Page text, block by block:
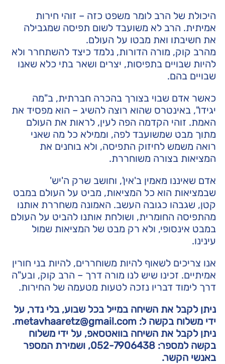
היכולת של הרב לומר משפט כזה – זוהי חירות
אמיתית. הרב לא משועבד לשום תפיסה שמגבילה
את חשיבתו ואת מבטו על העולם.
מהרב קוק, מורה הדורות, נלמד כיצד להשתחרר ולא
להיות שבויים בתפיסות, יצרים ושאר בתי כלא שאנו
שבויים בהם.
כאשר אדם שבוי בצורך בהכרה חברתית, ב"מה
יגידו", באינטרס שהוא רוצה להשיג – הוא מפסיד את
האמת. זוהי הקדמה הפה לעין, לראות את העולם
מתוך מבט שמשועבד לפה, וממילא כל מה שאני
רואה משמש לחיזוק התפיסה, ולא בוחנים את
המציאות בצורה משוחררת.
אדם שאיננו מאמין ב'אין', וחושב שרק ה'יש'
שבמציאות הוא כל המציאות, מביט על העולם במבט
קטן, שגבהו כגובה העשב. האמונה משחררת אותנו
מהתפיסה החומרית, ושולחת אותנו להביט על העולם
במבט אינסופי, ולא רק מבט של המציאות שמול
עינינו.
אנו צריכים לשאוף להיות משוחררים, להיות בני חורין
אמיתיים. זכינו שיש לנו מורה דרך – הרב קוק, ובע"ה
דרך לימוד דבריו נזכה לטעות מטעמה של החירות.
ניתן לקבל את השיחה במייל בכל שבוע, בלי נדר, על
ידי משלוח בקשה ל: metavhaaretz@gmail.com.
ניתן לקבל את השיחה בוואטסאפ, על ידי משלוח
בקשה למספר: 052-7906438, ושמירת המספר
באנשי הקשר.